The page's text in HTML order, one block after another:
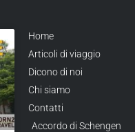
Home
Articoli di viaggio
Dicono di noi
Chi siamo
Contatti
Accordo di Schengen